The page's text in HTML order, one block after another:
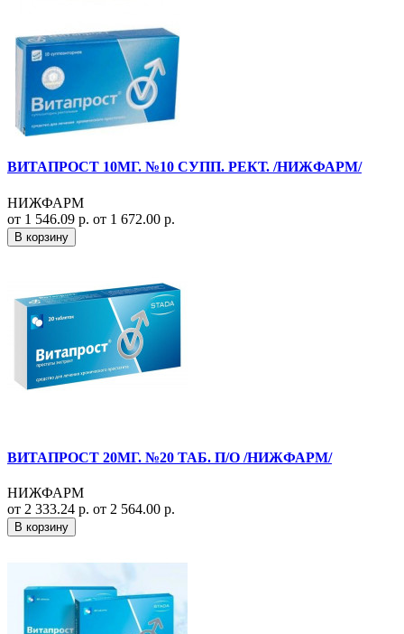
ВИТАПРОСТ 10МГ. №10 СУПП. РЕКТ. /НИЖФАРМ/
НИЖФАРМ
от 1 546.09 р. от 1 672.00 р.
В корзину
ВИТАПРОСТ 20МГ. №20 ТАБ. П/О /НИЖФАРМ/
НИЖФАРМ
от 2 333.24 р. от 2 564.00 р.
В корзину